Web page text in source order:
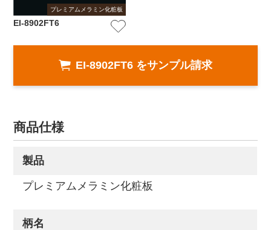
プレミアムメラミン化粧板
EI-8902FT6
EI-8902FT6 をサンプル請求
商品仕様
製品
プレミアムメラミン化粧板
柄名